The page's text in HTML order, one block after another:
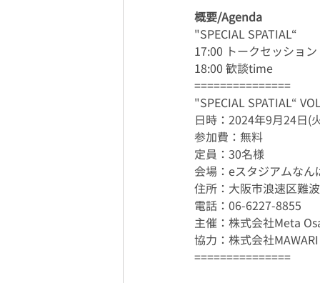
概要/Agenda
"SPECIAL SPATIAL“
17:00 トークセッション
18:00 歓談time
===============
"SPECIAL SPATIAL“
日時：2024年9月24日(
参加費：無料
定員：30名様
会場：eスタジアムなん
住所：大阪市浪速区難
電話：06-6227-8855
主催：株式会社Meta
協力：株式会社MAWARI
===============